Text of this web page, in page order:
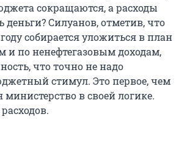
сокращаются, а расходы
деньги? Силуанов, отметив, что
собирается уложиться в план
и по ненефтегазовым доходам,
что точно не надо
стимул. Это первое, чем
министерство в своей логике.